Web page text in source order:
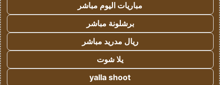
مباريات اليوم مباشر
برشلونة مباشر
ريال مدريد مباشر
يلا شوت
yalla shoot